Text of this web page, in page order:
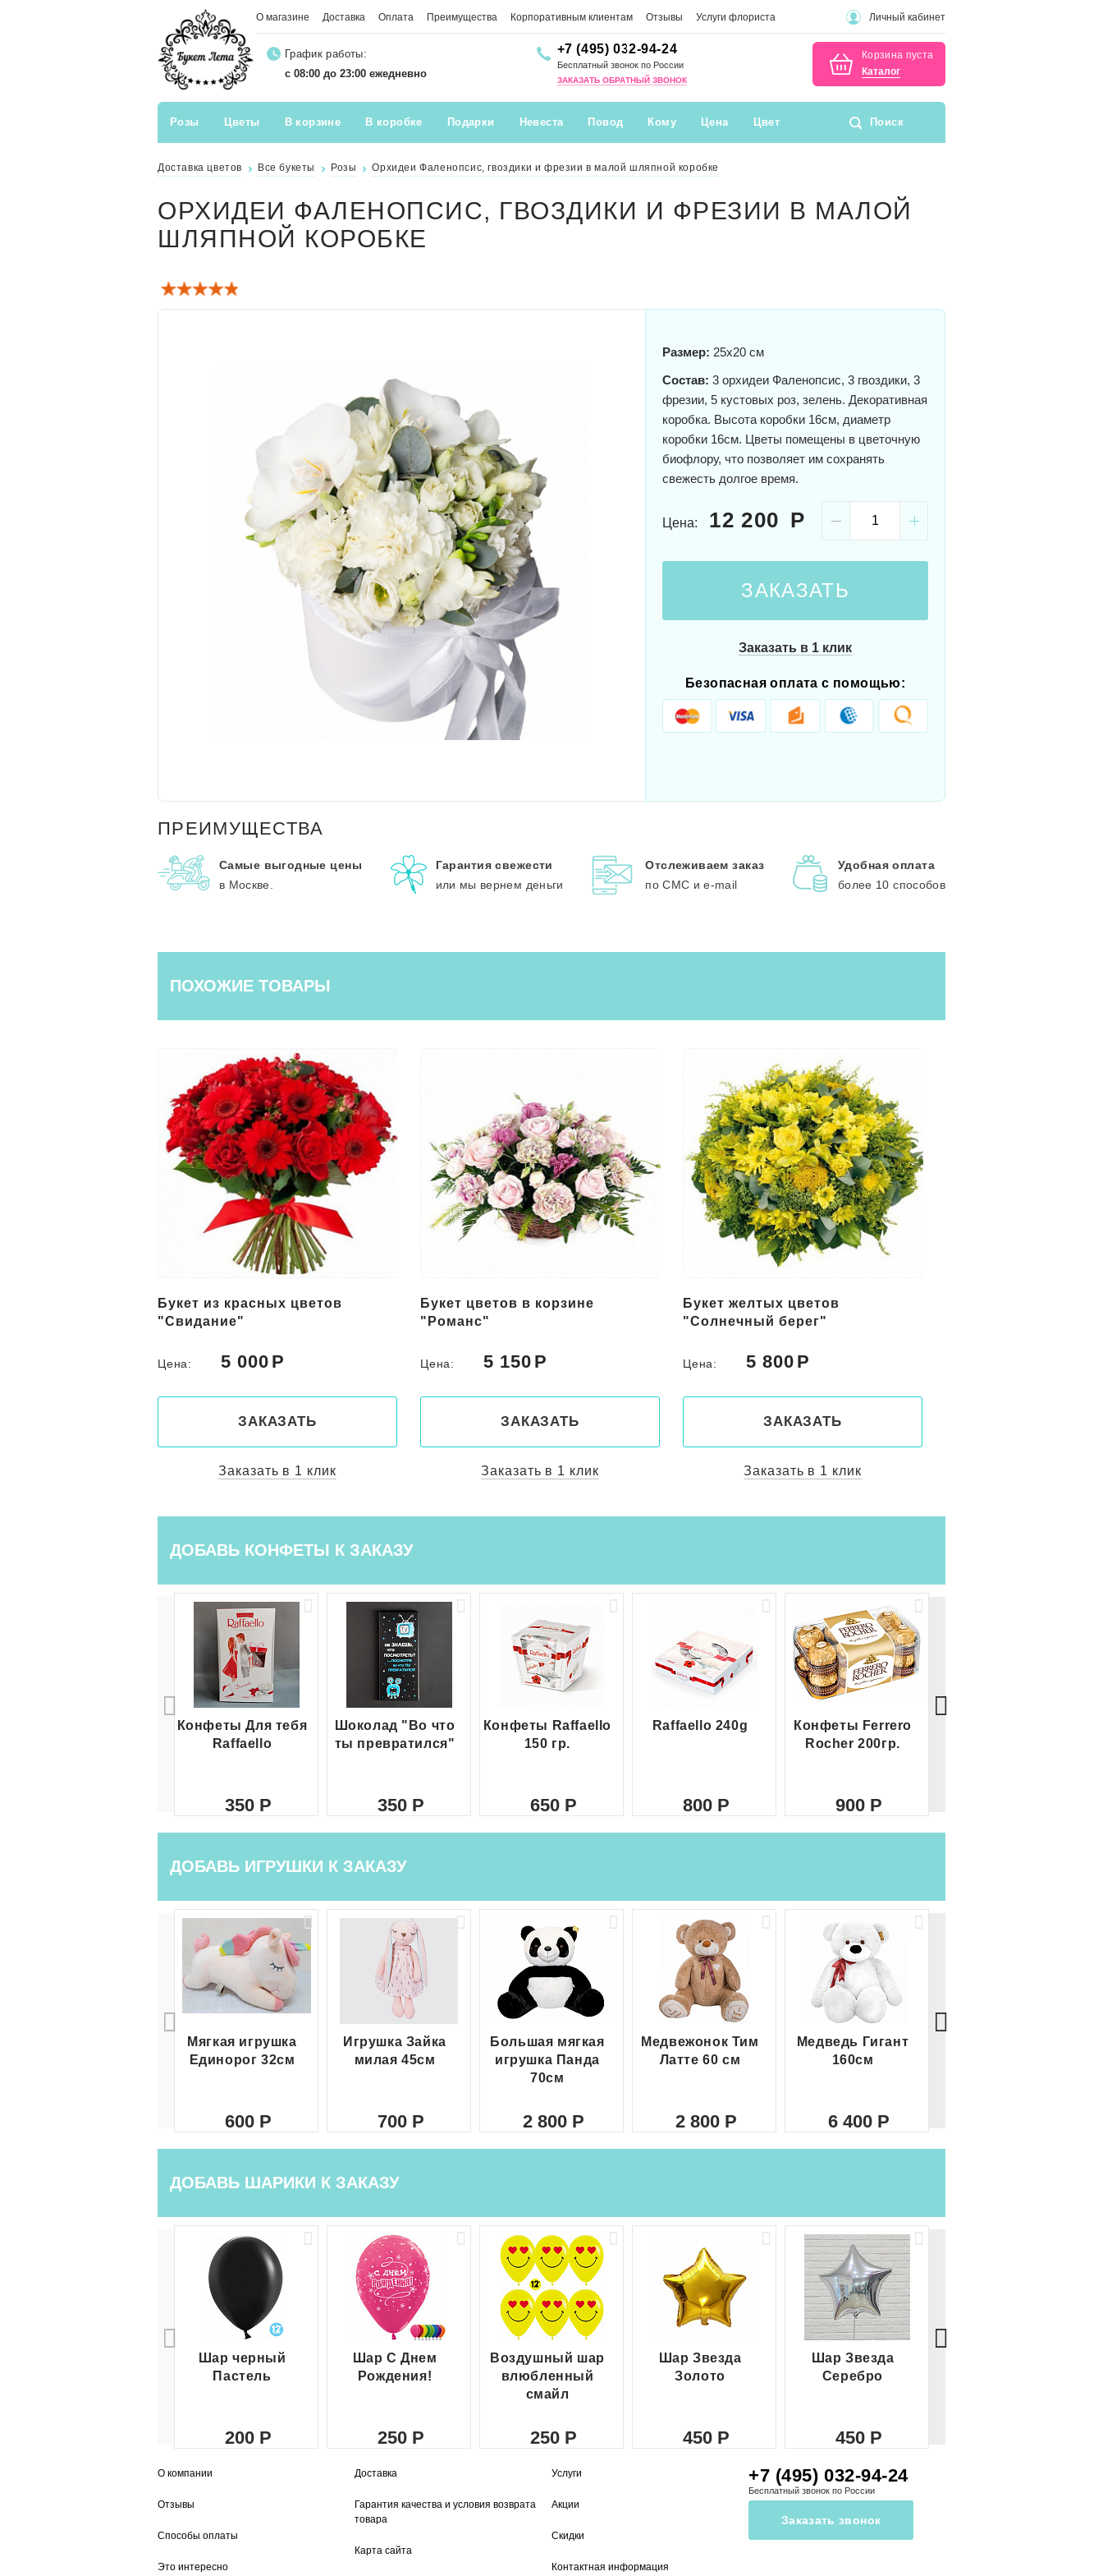
О магазине Доставка Оплата Преимущества Корпоративным клиентам Отзывы Услуги флориста Личный кабинет
График работы:
с 08:00 до 23:00 ежедневно
+7 (495) 032-94-24
Бесплатный звонок по России
ЗАКАЗАТЬ ОБРАТНЫЙ ЗВОНОК
Корзина пуста
Каталог
Розы Цветы В корзине В коробке Подарки Невеста Повод Кому Цена Цвет Поиск
Доставка цветов Все букеты Розы Орхидеи Фаленопсис, гвоздики и фрезии в малой шляпной коробке
ОРХИДЕИ ФАЛЕНОПСИС, ГВОЗДИКИ И ФРЕЗИИ В МАЛОЙ
ШЛЯПНОЙ КОРОБКЕ
Размер: 25x20 см
Состав: 3 орхидеи Фаленопсис, 3 гвоздики, 3
фрезии, 5 кустовых роз, зелень. Декоративная
коробка. Высота коробки 16см, диаметр
коробки 16см. Цветы помещены в цветочную
биофлору, что позволяет им сохранять
свежесть долгое время.
Цена: 12 200
ЗАКАЗАТЬ
Заказать в 1 клик
Безопасная оплата с помощью:
ПРЕИМУЩЕСТВА
Самые выгодные цены
в Москве.
Гарантия свежести
или мы вернем деньги
Отслеживаем заказ
по СМС и e-mail
Удобная оплата
более 10 способов
ПОХОЖИЕ ТОВАРЫ
Букет из красных цветов
"Свидание"
Цена: 5 000
ЗАКАЗАТЬ
Заказать в 1 клик
Букет цветов в корзине
"Романс"
Цена: 5 150
ЗАКАЗАТЬ
Заказать в 1 клик
Букет желтых цветов
"Солнечный берег"
Цена: 5 800
ЗАКАЗАТЬ
Заказать в 1 клик
ДОБАВЬ КОНФЕТЫ К ЗАКАЗУ
Конфеты Для тебя
Raffaello
350
Шоколад "Во что
ты превратился"
350
Конфеты Raffaello
150 гр.
650
Raffaello 240g
800
Конфеты Ferrero
Rocher 200гр.
900
ДОБАВЬ ИГРУШКИ К ЗАКАЗУ
Мягкая игрушка
Единорог 32см
600
Игрушка Зайка
милая 45см
700
Большая мягкая
игрушка Панда
70см
2 800
Медвежонок Тим
Латте 60 см
2 800
Медведь Гигант
160см
6 400
ДОБАВЬ ШАРИКИ К ЗАКАЗУ
Шар черный
Пастель
200
Шар С Днем
Рождения!
250
Воздушный шар
влюбленный
смайл
250
Шар Звезда
Золото
450
Шар Звезда
Серебро
450
О компании
Отзывы
Способы оплаты
Это интересно
Доставка
Гарантия качества и условия возврата
товара
Карта сайта
Услуги
Акции
Скидки
Контактная информация
+7 (495) 032-94-24
Бесплатный звонок по России
Заказать звонок